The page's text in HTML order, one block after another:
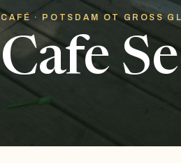
CAFÉ · POTSDAM OT GROSS
Cafe